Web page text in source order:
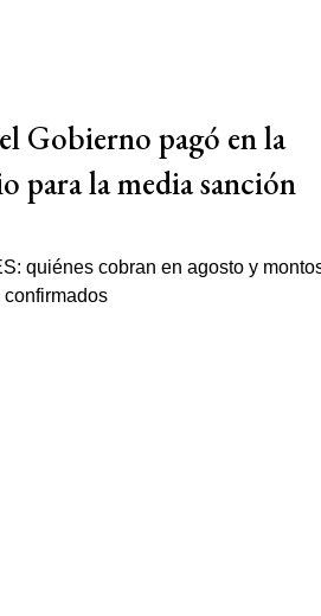
Gobierno pagó en la
para la media sanción